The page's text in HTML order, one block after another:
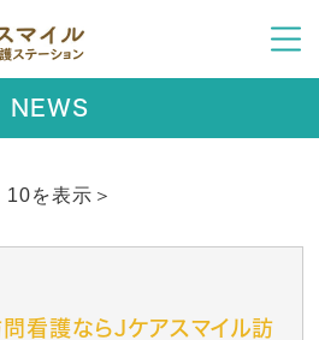
NEWS
を表示＞
看護ならJケアスマイル訪